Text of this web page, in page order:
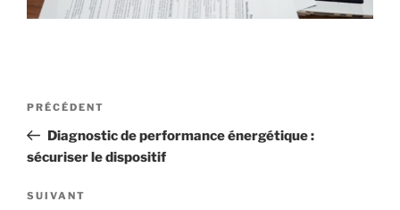
Navigation
l’article
Article
précédent
PRÉCÉDENT
Diagnostic de performance énergétique :
sécuriser le dispositif
Article
SUIVANT